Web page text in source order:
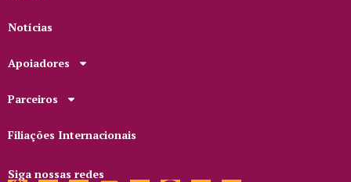
Notícias
Apoiadores
Parceiros
Filiações Internacionais
Siga nossas redes